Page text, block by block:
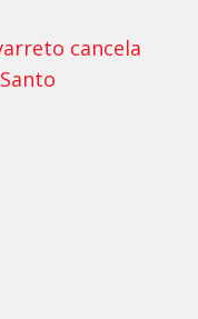
cancela